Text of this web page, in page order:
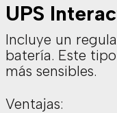
UPS
Incluye un
batería. Este
más sensibles.
Ventajas: